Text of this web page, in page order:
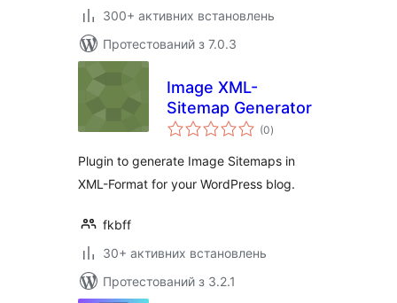
300+ активних встановлень
Протестований з 7.0.3
Image XML-
Sitemap Generator
(0загальний
рейтинг
)
Plugin to generate Image Sitemaps in
XML-Format for your WordPress blog.
fkbff
30+ активних встановлень
Протестований з 3.2.1